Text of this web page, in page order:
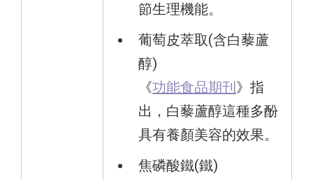
節生理機能。
葡萄皮萃取(含白藜蘆
醇)
《功能食品期刊 》指
出，白藜蘆醇這種多酚
具有養顏美容的效果。
焦磷酸鐵(鐵)